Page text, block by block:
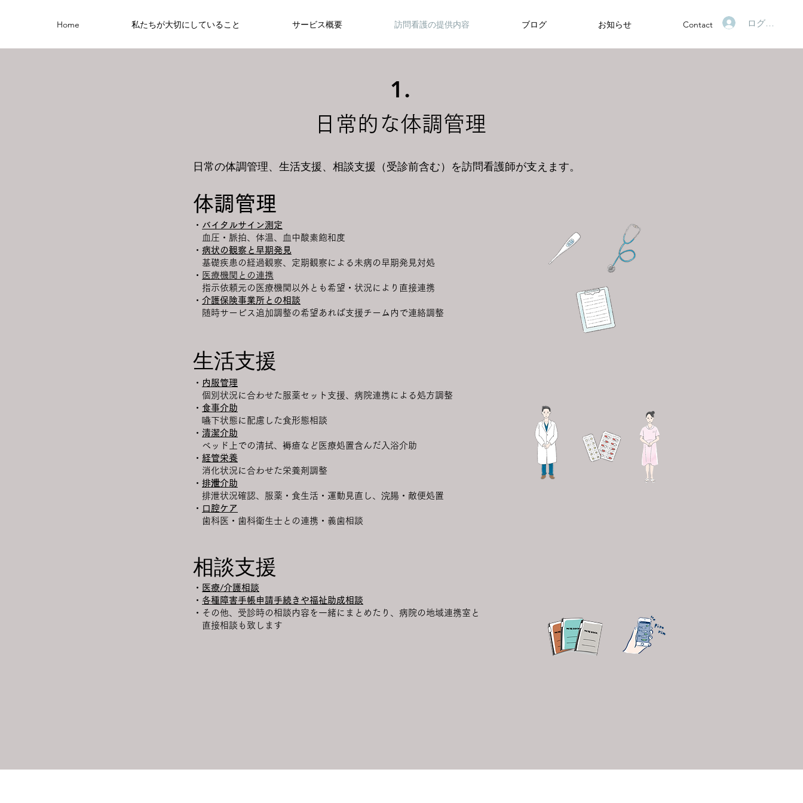
ログイン
Home 私たちが大切にしていること サービス概要 訪問看護の提供内容 ブログ お知らせ Contact
1.
​日常的な体調管理
日常の体調管理、生活支援、相談支援（受診前含む）を訪問看護師が支えます。
体調管理
・ バイタルサイン測定
血圧・脈拍、体温、血中酸素飽和度
・ 病状の観察と早期発見
基礎疾患の経過観察、定期観察による未病の早期発見対処
・ 医療機関との連携
指示依頼元の医療機関以外とも希望・状況により直接連携
・ 介護保険事業所との相談
随時サービス追加調整の希望あれば支援チーム内で連絡調整
生活支援
・ 内服管理
個別状況に合わせた服薬セット支援、病院連携による処方調整
・ 食事介助
嚥下状態に配慮した食形態相談
・ 清潔介助
ベッド上での清拭、褥瘡など医療処置含んだ入浴介助
・ 経管栄養
消化状況に合わせた栄養剤調整
・ 排泄介助
排泄状況確認、服薬・食生活・運動見直し、浣腸・敵便処置
・ 口腔ケア
歯科医・歯科衛生士との連携・義歯相談
相談支援
・ 医療/介護相談
・ 各種障害手帳申請手続きや福祉助成相談
・その他、受診時の相談内容を一緒にまとめたり、病院の地域連携室と
直接相談も致します